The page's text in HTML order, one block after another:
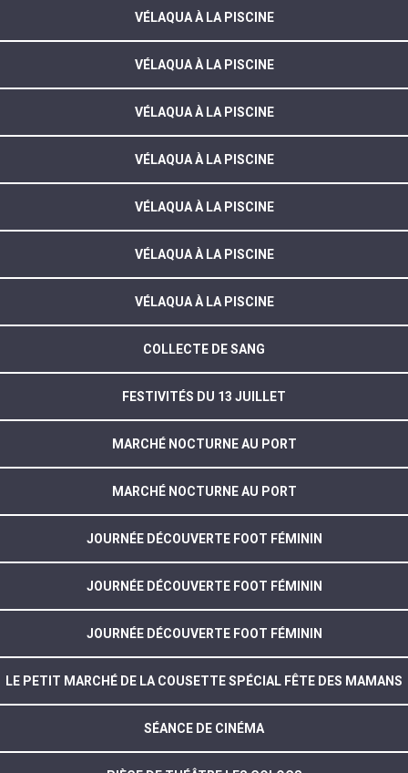
VÉLAQUA À LA PISCINE
VÉLAQUA À LA PISCINE
VÉLAQUA À LA PISCINE
VÉLAQUA À LA PISCINE
VÉLAQUA À LA PISCINE
VÉLAQUA À LA PISCINE
VÉLAQUA À LA PISCINE
COLLECTE DE SANG
FESTIVITÉS DU 13 JUILLET
MARCHÉ NOCTURNE AU PORT
MARCHÉ NOCTURNE AU PORT
JOURNÉE DÉCOUVERTE FOOT FÉMININ
JOURNÉE DÉCOUVERTE FOOT FÉMININ
JOURNÉE DÉCOUVERTE FOOT FÉMININ
LE PETIT MARCHÉ DE LA COUSETTE SPÉCIAL FÊTE DES MAMANS
SÉANCE DE CINÉMA